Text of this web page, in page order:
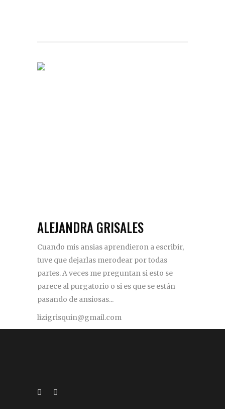
ALEJANDRA GRISALES
Cuando mis ansias aprendieron a escribir,
tuve que dejarlas merodear por todas
partes. A veces me preguntan si esto se
parece al purgatorio o si es que se están
pasando de ansiosas...
lizigrisquin@gmail.com